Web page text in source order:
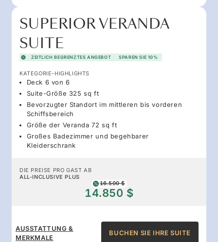
SUPERIOR VERANDA
SUITE
ZEITLICH BEGRENZTES ANGEBOT SPAREN SIE 10%
KATEGORIE-HIGHLIGHTS
Deck 6 von 6
Suite-Größe 325 sq ft
Bevorzugter Standort im mittleren bis vorderen
Schiffsbereich
Größe der Veranda 72 sq ft
Großes Badezimmer und begehbarer
Kleiderschrank
DIE PREISE PRO GAST AB
ALL-INCLUSIVE PLUS
16.500 $
14.850 $
AUSSTATTUNG &
MERKMALE
BUCHEN SIE IHRE SUITE